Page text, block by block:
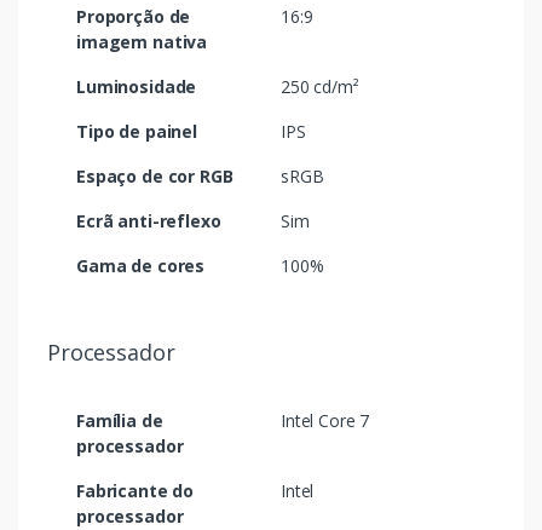
Proporção de
imagem nativa
16:9
Luminosidade
250 cd/m²
Tipo de painel
IPS
Espaço de cor RGB
sRGB
Ecrã anti-reflexo
Sim
Gama de cores
100%
Processador
Família de
processador
Intel Core 7
Fabricante do
processador
Intel